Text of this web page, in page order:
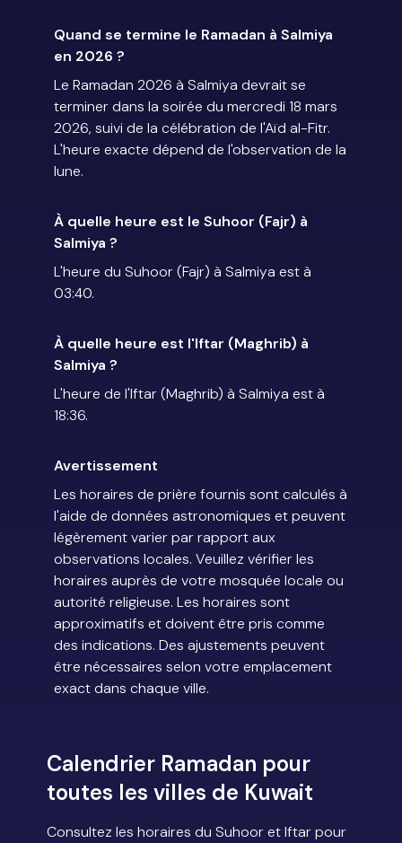
Quand se termine le Ramadan à Salmiya
en 2026 ?
Le Ramadan 2026 à Salmiya devrait se
terminer dans la soirée du mercredi 18 mars
2026, suivi de la célébration de l'Aïd al-Fitr.
L'heure exacte dépend de l'observation de la
lune.
À quelle heure est le Suhoor (Fajr) à
Salmiya ?
L'heure du Suhoor (Fajr) à Salmiya est à
03:40.
À quelle heure est l'Iftar (Maghrib) à
Salmiya ?
L'heure de l'Iftar (Maghrib) à Salmiya est à
18:36.
Avertissement
Les horaires de prière fournis sont calculés à
l'aide de données astronomiques et peuvent
légèrement varier par rapport aux
observations locales. Veuillez vérifier les
horaires auprès de votre mosquée locale ou
autorité religieuse. Les horaires sont
approximatifs et doivent être pris comme
des indications. Des ajustements peuvent
être nécessaires selon votre emplacement
exact dans chaque ville.
Calendrier Ramadan pour
toutes les villes de Kuwait
Consultez les horaires du Suhoor et Iftar pour